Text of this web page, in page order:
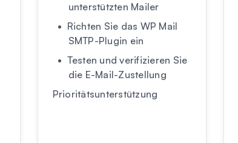
unterstützten Mailer
Richten Sie das WP Mail
SMTP-Plugin ein
Testen und verifizieren Sie
die E-Mail-Zustellung
Prioritätsunterstützung